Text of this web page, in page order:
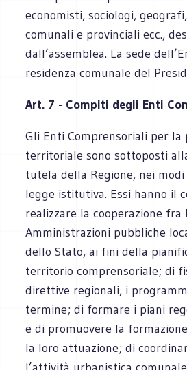
economisti, sociologi,
comunali e provinciali ecc.,
dall’assemblea. La sede
residenza comunale del
Art. 7 - Compiti degli Enti
Gli Enti Comprensoriali per la
territoriale sono sottoposti
tutela della Regione, nei
legge istitutiva. Essi hanno il
realizzare la cooperazione fra
Amministrazioni pubbliche
dello Stato, ai fini della
territorio comprensoriale; di
direttive regionali, i
termine; di formare i piani
e di promuovere la
la loro attuazione; di